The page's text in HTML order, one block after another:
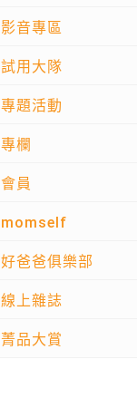
影音專區
試用大隊
專題活動
專欄
會員
momself
好爸爸俱樂部
線上雜誌
菁品大賞